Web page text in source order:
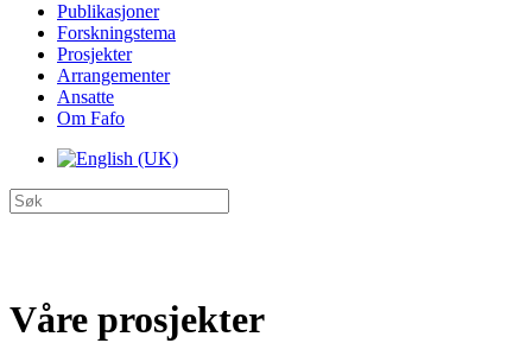
Publikasjoner
Forskningstema
Prosjekter
Arrangementer
Ansatte
Om Fafo
Våre prosjekter